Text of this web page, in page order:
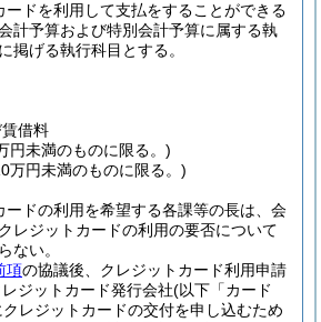
ードを利用して支払をすることができる
計予算および特別会計予算に属する執
掲げる執行科目とする。
借料
円未満のものに限る。)
万円未満のものに限る。)
ードの利用を希望する各課等の長は、会
レジットカードの利用の要否について
ない。
項の協議後、クレジットカード利用申請
ジットカード発行会社(以下「カード
クレジットカードの交付を申し込むため